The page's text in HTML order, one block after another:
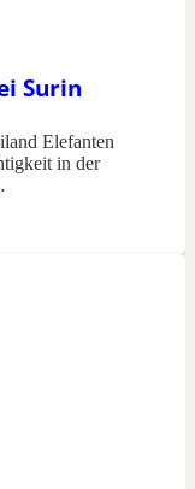
Surin
Elefanten
in der